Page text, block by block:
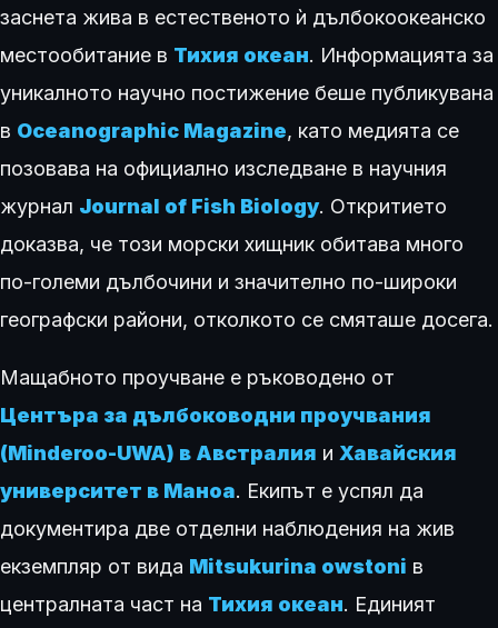
заснета жива в естественото ѝ дълбокоокеанско
местообитание в Тихия океан. Информацията за
уникалното научно постижение беше публикувана
в Oceanographic Magazine, като медията се
позовава на официално изследване в научния
журнал Journal of Fish Biology. Откритието
доказва, че този морски хищник обитава много
по-големи дълбочини и значително по-широки
географски райони, отколкото се смяташе досега.
Мащабното проучване е ръководено от
Центъра за дълбоководни проучвания
(Minderoo-UWA) в Австралия и Хавайския
университет в Маноа. Екипът е успял да
документира две отделни наблюдения на жив
екземпляр от вида Mitsukurina owstoni в
централната част на Тихия океан. Единият